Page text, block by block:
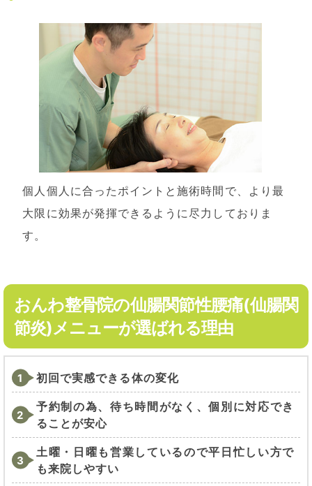
個人個人に合ったポイントと施術時間で、より最
大限に効果が発揮できるように尽力しておりま
す。
おんわ整骨院の仙腸関節性腰痛(仙腸関
節炎)メニューが選ばれる理由
初回で実感できる体の変化
予約制の為、待ち時間がなく、個別に対応でき
ることが安心
土曜・日曜も営業しているので平日忙しい方で
も来院しやすい